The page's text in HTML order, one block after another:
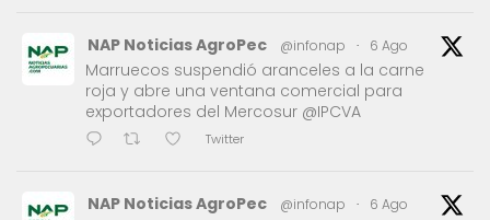
NAP Noticias AgroPec @infonap · 6 Ago
Marruecos suspendió aranceles a la carne
roja y abre una ventana comercial para
exportadores del Mercosur @IPCVA
Twitter
NAP Noticias AgroPec @infonap · 6 Ago